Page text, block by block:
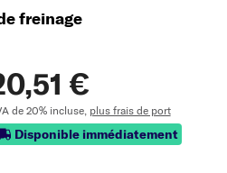
freinage
€
de 20% incluse, plus frais de port
Disponible immédiatement